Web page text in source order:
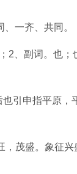
一齐、共同。
2、副词。也；
也引申指平原，
，茂盛。象征